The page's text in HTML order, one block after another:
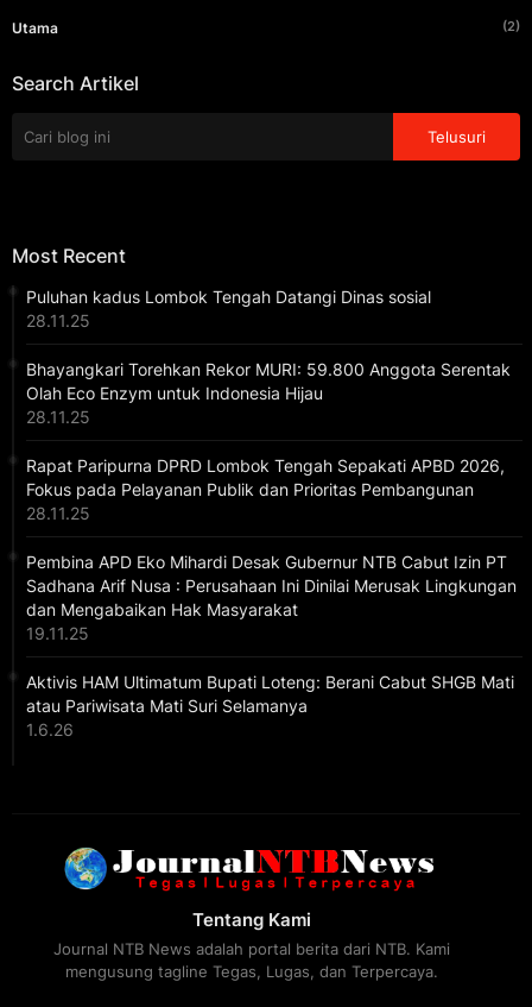
Utama (2)
Search Artikel
Most Recent
Puluhan kadus Lombok Tengah Datangi Dinas sosial
28.11.25
Bhayangkari Torehkan Rekor MURI: 59.800 Anggota Serentak
Olah Eco Enzym untuk Indonesia Hijau
28.11.25
Rapat Paripurna DPRD Lombok Tengah Sepakati APBD 2026,
Fokus pada Pelayanan Publik dan Prioritas Pembangunan
28.11.25
Pembina APD Eko Mihardi Desak Gubernur NTB Cabut Izin PT
Sadhana Arif Nusa : Perusahaan Ini Dinilai Merusak Lingkungan
dan Mengabaikan Hak Masyarakat
19.11.25
Aktivis HAM Ultimatum Bupati Loteng: Berani Cabut SHGB Mati
atau Pariwisata Mati Suri Selamanya
1.6.26
Tentang Kami
Journal NTB News adalah portal berita dari NTB. Kami
mengusung tagline Tegas, Lugas, dan Terpercaya.